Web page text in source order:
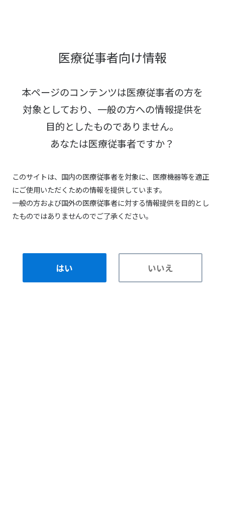
医療従事者向け情報
本ページのコンテンツは医療従事者の方を
対象としており、 一般の方への情報提供を
目的としたものでありません。
あなたは医療従事者ですか？
このサイトは、国内の医療従事者を対象に、医療機器等を適正
にご使用いただくための情報を提供しています。
一般の方および国外の医療従事者に対する情報提供を目的とし
たものではありませんのでご了承ください。
はい いいえ